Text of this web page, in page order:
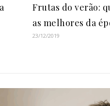
Frutas do verão:
as melhores da
23/12/2019